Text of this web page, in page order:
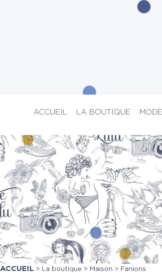
ACCUEIL LA BOUTIQUE MODE
ACCUEIL > La boutique > Maison > Fanions